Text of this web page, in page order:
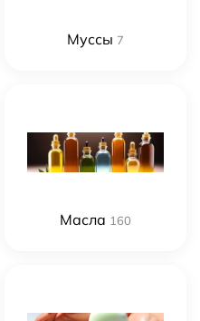
Муссы 7
Масла 160